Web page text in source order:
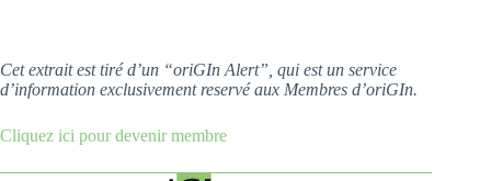
Cet extrait est tiré d’un “oriGIn Alert”, qui est un service
d’information exclusivement reservé aux Membres d’oriGIn.
Cliquez ici pour devenir membre